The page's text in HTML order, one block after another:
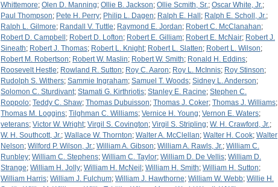
Whittemore; Olen D. Manning; Ollie B. Jackson; Ollie Scmith, Sr.; Oscar White, Jr.;
Paul Thompson; Pete H. Perry; Philip L. Dagen; Ralph E. Hall ; Ralph E. Scholl, Jr.;
Ralph L. Gilmore; Randall V. Tuttle; Raymond E. Jordan; Robert C. McClanahan;
Robert D. Campbell ; Robert D. Lofton; Robert E. Gilliam; Robert E. McNair; Robert J.
Sineath; Robert J. Thomas; Robert L. Knight; Robert L. Slatten; Robert L. Wilson;
Robert M. Robertson; Robert W. Maslin; Robert W. Smith; Ronald H. Eddins;
Roosevelt Hestle; Rowland R. Sutton; Roy C. Aaron; Roy L. McInnis; Roy Stinson;
Rudolph S. Withers; Sammie Ingraham; Samuel T. Woods; Sidney L. Anderson;
Solomon C. Sturdivant; Stamati G. Kirthriotis; Stanley E. Racine; Stephen C.
Roppolo; Teddy C. Shaw; Thomas Dubuisson; Thomas J. Coker; Thomas J. Williams;
Thomas M. Loggins; Tilghman C. Williams; Vernice H. Young; Vernon E. Waters;
veterans; Victor W. Wright; Virgil S. Covington; Virgil S. Stripling; W. H. Crawford, Jr.;
W. H. Southcott, Jr.; Wallace W. Thornton; Walter A. McClellan; Walter H. Cook; Walter
Nelson; Wilford P. Wilson, Jr.; William A. Gibson; William A. Rawls, Jr.; William C.
Runbley; William C. Stephens; William C. Taylor; William D. De Vellis; William D.
Strange; William H. Jolly; William H. McNeil ; William H. Smith; William H. Sutton;
William Harris; William J. Fulchum; William J. Hawthorne; William W. Webb; Willie H.